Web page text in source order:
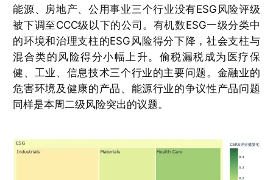
能源、房地产、公用事业三个行业没有ESG风险评级
被下调至CCC级以下的公司。有机数ESG一级分类中
的环境和治理支柱的ESG风险得分下降，社会支柱与
混合类的风险得分小幅上升。偷税漏税成为医疗保
健、工业、信息技术三个行业的主要问题。金融业的
危害环境及健康的产品、能源行业的争议性产品问题
同样是本周二级风险突出的议题。